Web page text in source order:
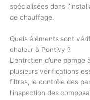
spécialisées dans
de chauffage.
Quels éléments sont
chaleur à Pontivy ?
L’entretien d’une
plusieurs vérifications
filtres, le contrôle des
l’inspection des